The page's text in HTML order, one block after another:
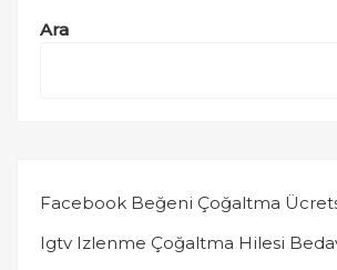
Ara
Facebook Beğeni Çoğaltma
Igtv Izlenme Çoğaltma Hilesi